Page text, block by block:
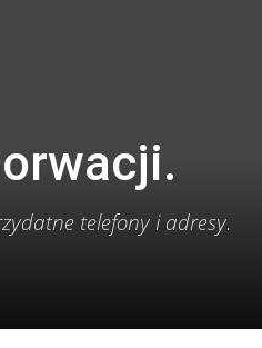
telefony i adresy.